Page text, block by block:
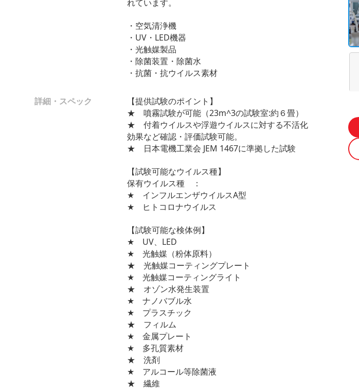
れています。
・空気清浄機
・UV・LED機器
・光触媒製品
・除菌装置・除菌水
・抗菌・抗ウイルス素材
詳細・スペック
【提供試験のポイント】
★ 噴霧試験が可能（23m^3の試験室:約６畳）
★ 付着ウイルスや浮遊ウイルスに対する不活化
効果など確認・評価試験可能。
★ 日本電機工業会 JEM 1467に準拠した試験
【試験可能なウイルス種】
保有ウイルス種 ：
★ インフルエンザウイルスA型
★ ヒトコロナウイルス
【試験可能な検体例】
★ UV、LED
★ 光触媒（粉体原料）
★ 光触媒コーティングプレート
★ 光触媒コーティングライト
★ オゾン水発生装置
★ ナノバブル水
★ プラスチック
★ フィルム
★ 金属プレート
★ 多孔質素材
★ 洗剤
★ アルコール等除菌液
★ 繊維